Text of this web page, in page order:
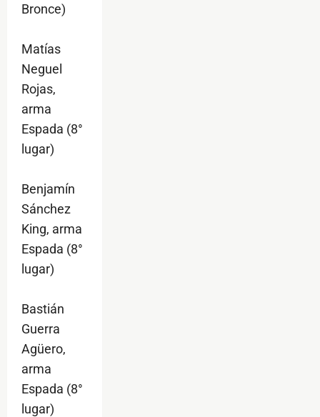
Bronce)
Matías
Neguel
Rojas,
arma
Espada (8°
lugar)
Benjamín
Sánchez
King, arma
Espada (8°
lugar)
Bastián
Guerra
Agüero,
arma
Espada (8°
lugar)